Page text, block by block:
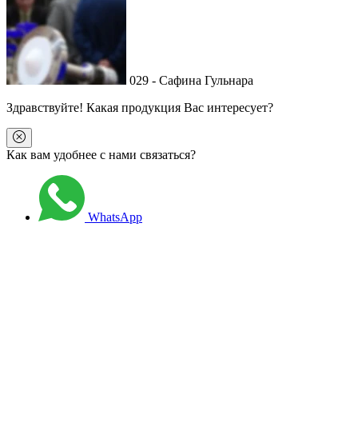
029 - Сафина Гульнара
Здравствуйте! Какая продукция Вас интересует?
Как вам удобнее с нами связаться?
WhatsApp